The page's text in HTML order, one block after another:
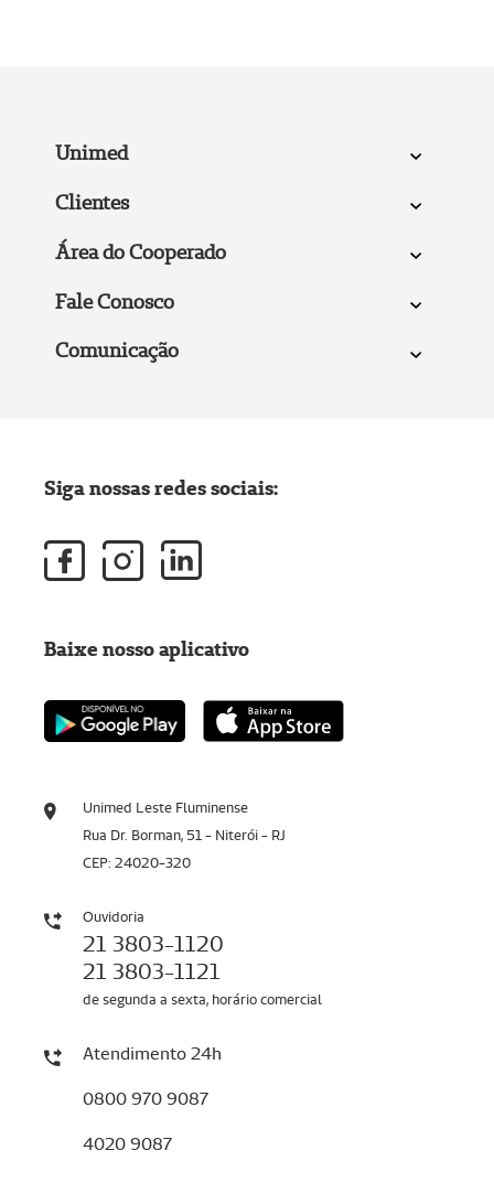
Unimed
Clientes
Área do Cooperado
Fale Conosco
Comunicação
Unimed Leste Fluminense
Rua Dr. Borman, 51 - Niterói - RJ
CEP: 24020-320
Ouvidoria
21 3803-1120
21 3803-1121
de segunda a sexta, horário comercial
Atendimento 24h
0800 970 9087
4020 9087
Siga nossas redes sociais:
Baixe nosso aplicativo